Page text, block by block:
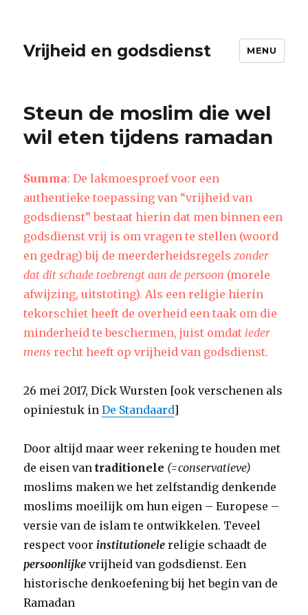
Vrijheid en godsdienst MENU
Steun de moslim die wel
wil eten tijdens ramadan
Summa: De lakmoesproef voor een
authentieke toepassing van “vrijheid van
godsdienst” bestaat hierin dat men binnen een
godsdienst vrij is om vragen te stellen (woord
en gedrag) bij de meerderheidsregelszonder
dat dit schade toebrengt aan de persoon (morele
afwijzing, uitstoting). Als een religie hierin
tekorschiet heeft de overheid een taak om die
minderheid te beschermen, juist omdat ieder
mensrecht heeft op vrijheid van godsdienst.
26 mei 2017, Dick Wursten [ook verschenen als
opiniestuk inDe Standaard]
Door altijd maar weer rekening te houden met
de eisen vantraditionele (=conservatieve)
moslims maken we het zelfstandig denkende
moslims moeilijk om hun eigen – Europese –
versie van de islam te ontwikkelen. Teveel
respect voor institutionelereligie schaadt de
persoonlijkevrijheid van godsdienst. Een
historische denkoefening bij het begin van de
Ramadan